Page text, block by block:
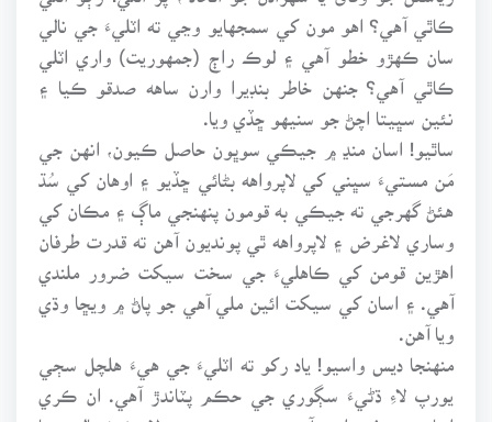
ڪاٿي آهي؟ اهو مون کي سمجهايو وڃي ته اٽليءَ جي نالي
سان ڪهڙو خطو آهي ۽ لوڪ راڄ (جمهوريت) واري اٽلي
ڪاٿي آهي؟ جنهن خاطر بنڊيرا وارن ساهه صدقو ڪيا ۽
نئين سڀيتا اچڻ جو سنيهو ڇڏي ويا.
ساٿيو! اسان منڍ ۾ جيڪي سوڀون حاصل ڪيون، انهن جي
مَن مستيءَ سڀني کي لاپرواهه بڻائي ڇڏيو ۽ اوهان کي سُڌ
هئڻ گهرجي ته جيڪي به قومون پنهنجي ماڳ ۽ مڪان کي
وساري لاغرض ۽ لاپرواهه ٿي پونديون آهن ته قدرت طرفان
اهڙين قومن کي ڪاهليءَ جي سخت سيکت ضرور ملندي
آهي. ۽ اسان کي سيکت ائين ملي آهي جو پاڻ ۾ ويڇا وڌي
ويا آهن.
منهنجا ديس واسيو! ياد رکو ته اٽليءَ جي هيءَ هلچل سڄي
يورپ لاءِ ڌڻيءَ سڳوري جي حڪم پٽاندڙ آهي. ان ڪري
اسان جي ذميواري آهي ته سڄي يورپ لاءِ خوشحاليءَ جا